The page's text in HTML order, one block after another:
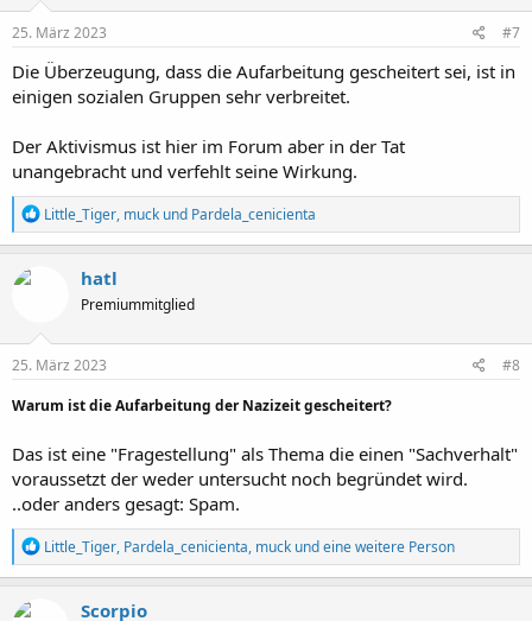
n
e
:
25. März 2023 #7
Die Überzeugung, dass die Aufarbeitung gescheitert sei, ist in
einigen sozialen Gruppen sehr verbreitet.
Der Aktivismus ist hier im Forum aber in der Tat
unangebracht und verfehlt seine Wirkung.
R
e
a
n
e
:
Little_Tiger, muck und Pardela_cenicienta
hatl
Premiummitglied
25. März 2023
#8
Warum ist die Aufarbeitung der Nazizeit gescheitert?
Das ist eine "Fragestellung" als Thema die einen "Sachverhalt"
voraussetzt der weder untersucht noch begründet wird.
..oder anders gesagt: Spam.
R
e
a
Little_Tiger, Pardela_cenicienta, muck und eine weitere Person
Scorpio